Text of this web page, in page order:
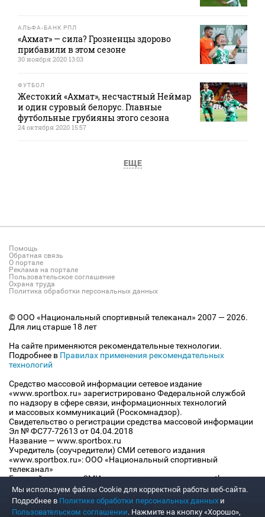
АЛЬФА-БАНК РПЛ
«Ахмат» — сила? Грозненцы здорово
прибавили в этом сезоне
30 ноября 2020 13:03
ФУТБОЛ
Жестокий «Ахмат», несчастный Неймар
и один суровый белорус. Главные
футбольные грубияны этого сезона
24 октября 2020 15:57
ЕЩЕ
Помощь
Обратная связь
О портале
Реклама на портале
Пользовательское соглашение
Охрана труда
Политика обработки персональных данных
© ООО «Национальный спортивный телеканал» 2007 — 2026.
Для лиц старше 18 лет
На сайте применяются рекомендательные технологии.
Подробнее в Правилах применения рекомендательных
технологий
Средство массовой информации сетевое издание
«www.sportbox.ru» зарегистрировано Федеральной службой
по надзору в сфере связи, информационных технологий
и массовых коммуникаций (Роскомнадзор).
Свидетельство о регистрации средства массовой информации
Эл № ФС77-72613 от 04.04.2018
Название — www.sportbox.ru
Учредитель (соучредители) СМИ сетевого издания
«www.sportbox.ru»: ООО «Национальный спортивный
телеканал»
Главный редактор СМИ сетевого издания «www.sportbox.ru»:
Конов В.А.
Номер телефона редакции СМИ сетевого издания
«www.sportbox.ru»: +7 (495) 653 8419
Мы используем файлы Сookie для корректной работы веб-сайта.
Подробнее в Политике обработки персональных данных и
Пользовательском соглашении. Нажмите на кнопку «Хорошо»,